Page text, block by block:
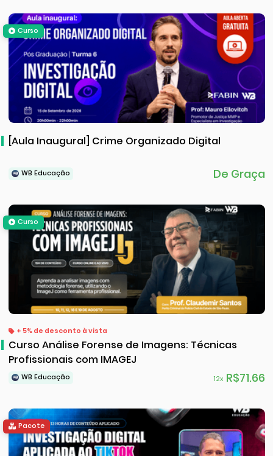
[Aula Inaugural] Crime Organizado Digital
WB Educação De Graça
Curso
+ 5% de desconto à vista
Curso Análise Forense de Imagens: Técnicas
Profissionais com IMAGEJ
WB Educação 12x R$71.66
Curso
Pacote